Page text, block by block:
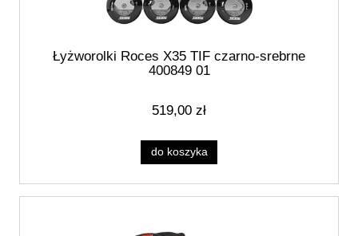
Łyżworolki Roces X35 TIF czarno-srebrne
400849 01
519,00 zł
do koszyka